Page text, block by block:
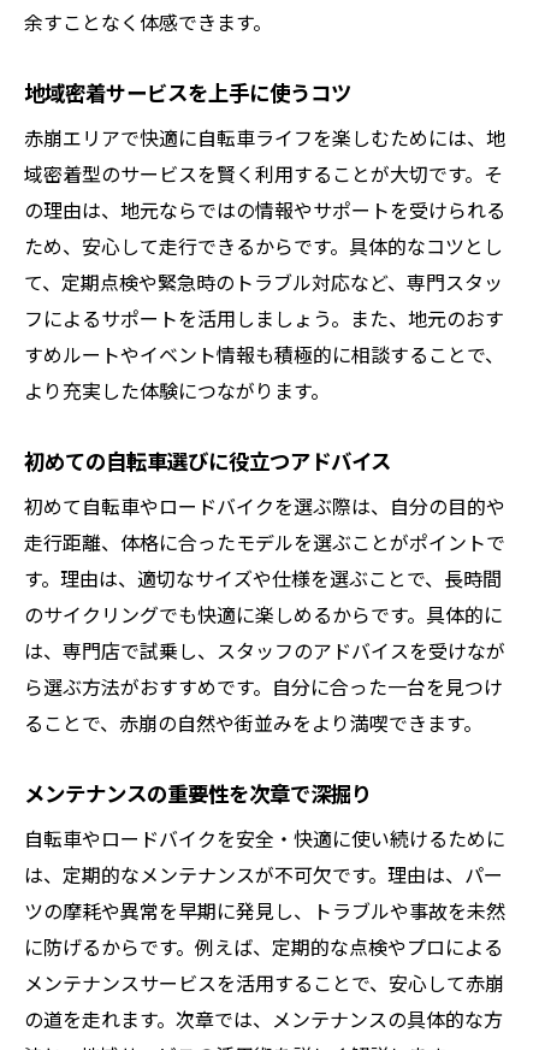
余すことなく体感できます。
地域密着サービスを上手に使うコツ
赤崩エリアで快適に自転車ライフを楽しむためには、地
域密着型のサービスを賢く利用することが大切です。そ
の理由は、地元ならではの情報やサポートを受けられる
ため、安心して走行できるからです。具体的なコツとし
て、定期点検や緊急時のトラブル対応など、専門スタッ
フによるサポートを活用しましょう。また、地元のおす
すめルートやイベント情報も積極的に相談することで、
より充実した体験につながります。
初めての自転車選びに役立つアドバイス
初めて自転車やロードバイクを選ぶ際は、自分の目的や
走行距離、体格に合ったモデルを選ぶことがポイントで
す。理由は、適切なサイズや仕様を選ぶことで、長時間
のサイクリングでも快適に楽しめるからです。具体的に
は、専門店で試乗し、スタッフのアドバイスを受けなが
ら選ぶ方法がおすすめです。自分に合った一台を見つけ
ることで、赤崩の自然や街並みをより満喫できます。
メンテナンスの重要性を次章で深掘り
自転車やロードバイクを安全・快適に使い続けるために
は、定期的なメンテナンスが不可欠です。理由は、パー
ツの摩耗や異常を早期に発見し、トラブルや事故を未然
に防げるからです。例えば、定期的な点検やプロによる
メンテナンスサービスを活用することで、安心して赤崩
の道を走れます。次章では、メンテナンスの具体的な方